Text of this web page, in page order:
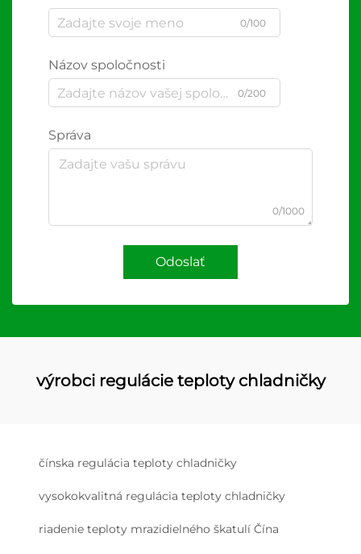
0/100
Názov spoločnosti
0/200
Správa
0/1000
Odoslať
výrobci regulácie teploty chladničky
čínska regulácia teploty chladničky
vysokokvalitná regulácia teploty chladničky
riadenie teploty mrazidielného škatulí Čína